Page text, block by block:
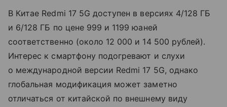
В Китае Redmi 17 5G доступен в версиях 4/128 ГБ
и 6/128 ГБ по цене 999 и 1199 юаней
соответственно (около 12 000 и 14 500 рублей).
Интерес к смартфону подогревают и слухи
о международной версии Redmi 17 5G, однако
глобальная модификация может заметно
отличаться от китайской по внешнему виду